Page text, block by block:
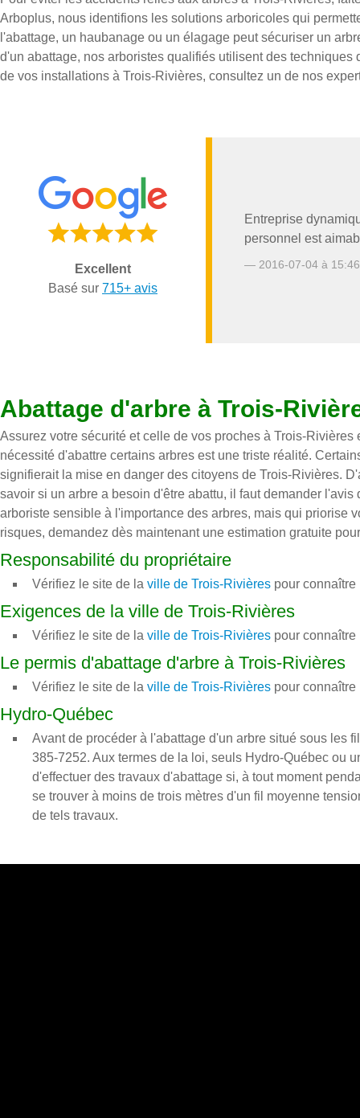
Arboplus, nous identifions les solutions arboricoles qui
l'abattage, un haubanage ou un élagage peut sécuriser un
d'un abattage, nos arboristes qualifiés utilisent des
de vos installations à Trois-Rivières, consultez un de nos
Excellent
Basé sur 715+ avis
Entreprise
personnel est
— 2016-07-04 à 15:46
Abattage d'arbre à Trois-
Assurez votre sécurité et celle de vos proches à Trois-
nécessité d'abattre certains arbres est une triste réalité.
signifierait la mise en danger des citoyens de Trois-Rivières.
savoir si un arbre a besoin d'être abattu, il faut demander
arboriste sensible à l'importance des arbres, mais qui priorise
risques, demandez dès maintenant une estimation gratuite
Responsabilité du propriétaire
Vérifiez le site de la ville de Trois-Rivières pour
Exigences de la ville de Trois-Rivières
Vérifiez le site de la ville de Trois-Rivières pour
Le permis d'abattage d'arbre à Trois-Rivières
Vérifiez le site de la ville de Trois-Rivières pour
Hydro-Québec
Avant de procéder à l'abattage d'un arbre situé sous les
385-7252. Aux termes de la loi, seuls Hydro-Québec ou
d'effectuer des travaux d'abattage si, à tout moment
se trouver à moins de trois mètres d'un fil moyenne
de tels travaux.